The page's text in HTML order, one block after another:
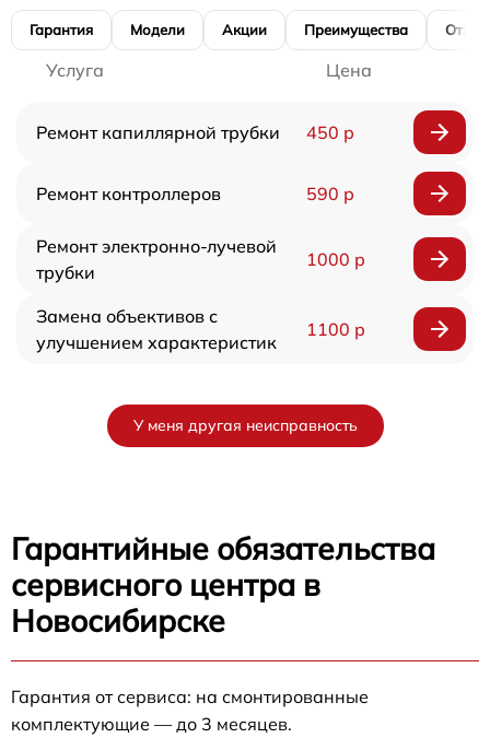
Гарантия Модели Акции Преимущества
Услуга Цена
Ремонт капиллярной трубки 450 р
Ремонт контроллеров 590 р
Ремонт электронно-лучевой
трубки
1000 р
Замена объективов с
улучшением характеристик
1100 р
У меня другая неисправность
Гарантийные обязательства
сервисного центра в
Новосибирске
Гарантия от сервиса: на смонтированные
комплектующие — до 3 месяцев.